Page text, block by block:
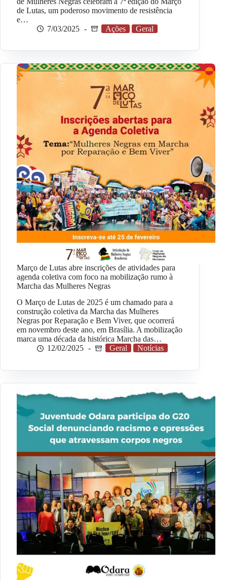
de Lutas, um poderoso movimento de resistência
e…
7/03/2025
Ações Geral
Março de Lutas abre inscrições de atividades para
agenda coletiva com foco na mobilização rumo à
Marcha das Mulheres Negras
O Março de Lutas de 2025 é um chamado para a
construção coletiva da Marcha das Mulheres
Negras por Reparação e Bem Viver, que ocorrerá
em novembro deste ano, em Brasília. A mobilização
marca uma década da histórica Marcha das…
12/02/2025
Geral Notícias